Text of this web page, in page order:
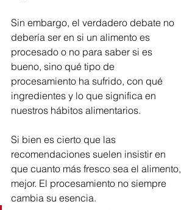
Sin embargo, el verdadero debate no
debería ser en si un alimento es
procesado o no para saber si es
bueno, sino qué tipo de
procesamiento ha sufrido, con qué
ingredientes y lo que significa en
nuestros hábitos alimentarios.
Si bien es cierto que las
recomendaciones suelen insistir en
que cuanto más fresco sea el alimento,
mejor. El procesamiento no siempre
cambia su esencia.